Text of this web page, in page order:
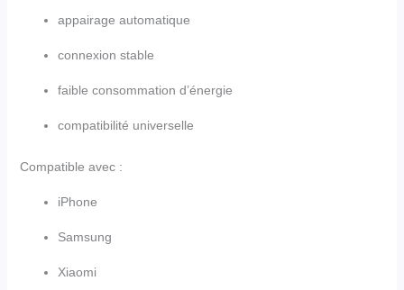
appairage automatique
connexion stable
faible consommation d’énergie
compatibilité universelle
Compatible avec :
iPhone
Samsung
Xiaomi